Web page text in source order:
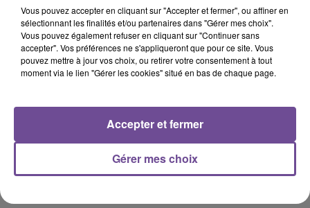
SONZA, WILLY WILLIAM
My Oh My
Conocido
1h33
1h33 1h30
1h30 1h27
1h27
Vous pouvez accepter en cliquant sur "Accepter et fermer", ou affiner en
sélectionnant les finalités et/ou partenaires dans "Gérer mes choix".
Vous pouvez également refuser en cliquant sur "Continuer sans
accepter". Vos préférences ne s'appliqueront que pour ce site. Vous
pouvez mettre à jour vos choix, ou retirer votre consentement à tout
moment via le lien "Gérer les cookies" situé en bas de chaque page.
Gérer mes choix
Accepter et fermer